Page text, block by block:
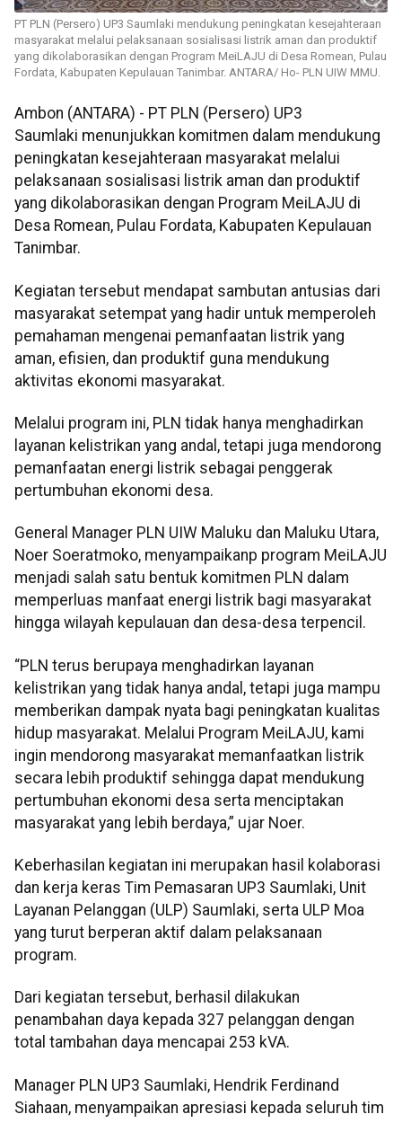
PT PLN (Persero) UP3 Saumlaki mendukung peningkatan kesejahteraan
masyarakat melalui pelaksanaan sosialisasi listrik aman dan produktif
yang dikolaborasikan dengan Program MeiLAJU di Desa Romean, Pulau
Fordata, Kabupaten Kepulauan Tanimbar. ANTARA/ Ho- PLN UIW MMU.
Ambon (ANTARA) - PT PLN (Persero) UP3
Saumlaki menunjukkan komitmen dalam mendukung
peningkatan kesejahteraan masyarakat melalui
pelaksanaan sosialisasi listrik aman dan produktif
yang dikolaborasikan dengan Program MeiLAJU di
Desa Romean, Pulau Fordata, Kabupaten Kepulauan
Tanimbar.
Kegiatan tersebut mendapat sambutan antusias dari
masyarakat setempat yang hadir untuk memperoleh
pemahaman mengenai pemanfaatan listrik yang
aman, efisien, dan produktif guna mendukung
aktivitas ekonomi masyarakat.
Melalui program ini, PLN tidak hanya menghadirkan
layanan kelistrikan yang andal, tetapi juga mendorong
pemanfaatan energi listrik sebagai penggerak
pertumbuhan ekonomi desa.
General Manager PLN UIW Maluku dan Maluku Utara,
Noer Soeratmoko, menyampaikanp program MeiLAJU
menjadi salah satu bentuk komitmen PLN dalam
memperluas manfaat energi listrik bagi masyarakat
hingga wilayah kepulauan dan desa-desa terpencil.
“PLN terus berupaya menghadirkan layanan
kelistrikan yang tidak hanya andal, tetapi juga mampu
memberikan dampak nyata bagi peningkatan kualitas
hidup masyarakat. Melalui Program MeiLAJU, kami
ingin mendorong masyarakat memanfaatkan listrik
secara lebih produktif sehingga dapat mendukung
pertumbuhan ekonomi desa serta menciptakan
masyarakat yang lebih berdaya,” ujar Noer.
Keberhasilan kegiatan ini merupakan hasil kolaborasi
dan kerja keras Tim Pemasaran UP3 Saumlaki, Unit
Layanan Pelanggan (ULP) Saumlaki, serta ULP Moa
yang turut berperan aktif dalam pelaksanaan
program.
Dari kegiatan tersebut, berhasil dilakukan
penambahan daya kepada 327 pelanggan dengan
total tambahan daya mencapai 253 kVA.
Manager PLN UP3 Saumlaki, Hendrik Ferdinand
Siahaan, menyampaikan apresiasi kepada seluruh tim